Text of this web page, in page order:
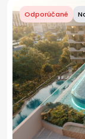
Odporúčané